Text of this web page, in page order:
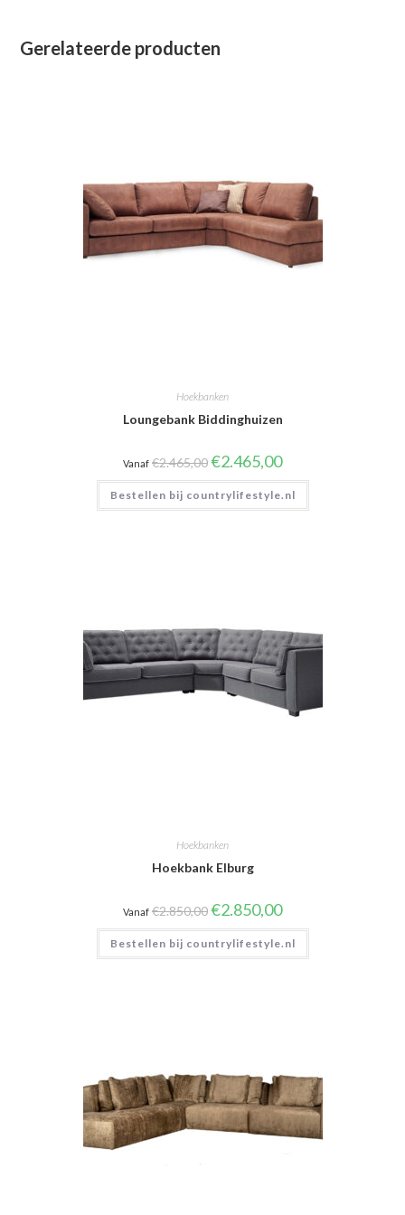
Gerelateerde producten
Hoekbanken
Loungebank Biddinghuizen
Vanaf €2.465,00Oorspronkelijke
prijs
was:
€2.465,00.
€2.465,00Huidige
prijs
is:
€2.465,00.
Bestellen bij countrylifestyle.nl
Hoekbanken
Hoekbank Elburg
Vanaf €2.850,00Oorspronkelijke
prijs
was:
€2.850,00.
€2.850,00Huidige
prijs
is:
€2.850,00.
Bestellen bij countrylifestyle.nl